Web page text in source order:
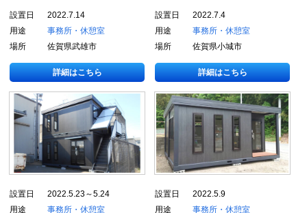
設置日
2022.7.14
用途
事務所・休憩室
場所
佐賀県武雄市
詳細はこちら
設置日
2022.7.4
用途
事務所・休憩室
場所
佐賀県小城市
詳細はこちら
設置日
2022.5.23～5.24
用途
事務所・休憩室
設置日
2022.5.9
用途
事務所・休憩室